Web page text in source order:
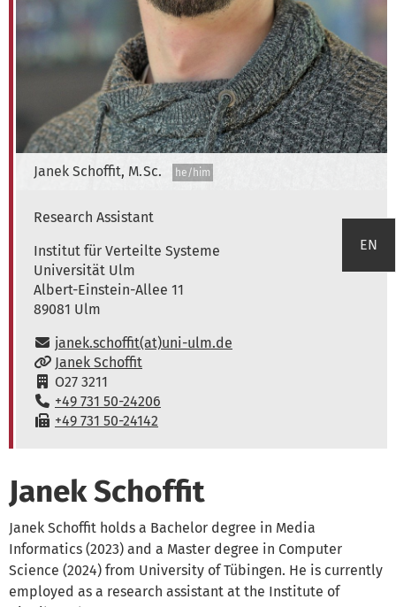
EN
Janek Schoffit, M. Sc. he/him
Research Assistant
Institute of Distributed Systems
Institut für Verteilte Systeme
Universität Ulm
Albert-Einstein-Allee 11
89081 Ulm
E-Mail:
janek.schoffit(at)uni-ulm.de
www:
Janek Schoffit
Raum:
O27 3211
Telefon:
+49 731 50-24206
Fax:
+49 731 50-24142
Janek Schoffit
Janek Schoffit holds a Bachelor degree in Media
Informatics (2023) and a Master degree in Computer
Science (2024) from University of Tübingen. He is currently
employed as a research assistant at the Institute of